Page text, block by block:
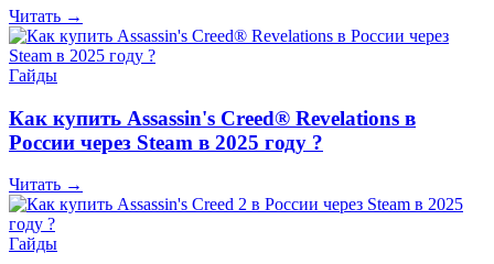
Читать →
Гайды
Как купить Assassin's Creed® Revelations в
России через Steam в 2025 году ?
Читать →
Гайды